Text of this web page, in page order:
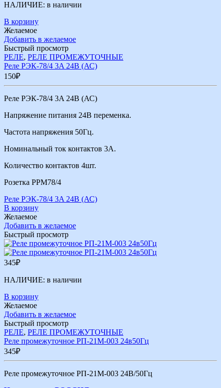
НАЛИЧИЕ: в наличии
В корзину
Желаемое
Добавить в желаемое
Быстрый просмотр
РЕЛЕ, РЕЛЕ ПРОМЕЖУТОЧНЫЕ
Реле РЭК-78/4 3A 24В (АС)
150₽
Реле РЭК-78/4 3A 24В (АС)
Напряжение питания 24В переменка.
Частота напряжения 50Гц.
Номинальный ток контактов 3А.
Количество контактов 4шт.
Розетка РРМ78/4
Реле РЭК-78/4 3A 24В (АС)
В корзину
Желаемое
Добавить в желаемое
Быстрый просмотр
345₽
НАЛИЧИЕ: в наличии
В корзину
Желаемое
Добавить в желаемое
Быстрый просмотр
РЕЛЕ, РЕЛЕ ПРОМЕЖУТОЧНЫЕ
Реле промежуточное РП-21М-003 24в50Гц
345₽
Реле промежуточное РП-21М-003 24В/50Гц